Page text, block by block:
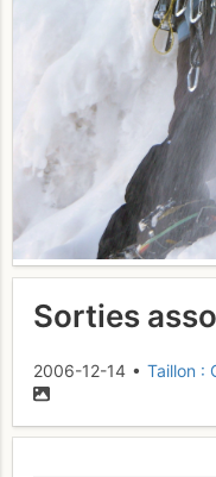
Sorties
2006-12-14 • Taillon :